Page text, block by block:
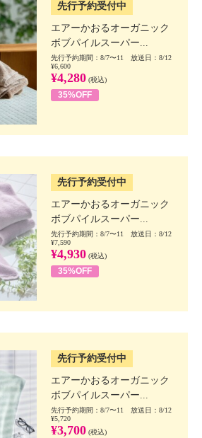
先行予約受付中
エアーかおるオーガニック
ボブパイルスーパー...
先行予約期間：8/7〜11 放送日：8/12
¥6,600
¥4,280 (税込)
35%OFF
先行予約受付中
エアーかおるオーガニック
ボブパイルスーパー...
先行予約期間：8/7〜11 放送日：8/12
¥7,590
¥4,930 (税込)
35%OFF
先行予約受付中
エアーかおるオーガニック
ボブパイルスーパー...
先行予約期間：8/7〜11 放送日：8/12
¥5,720
¥3,700 (税込)